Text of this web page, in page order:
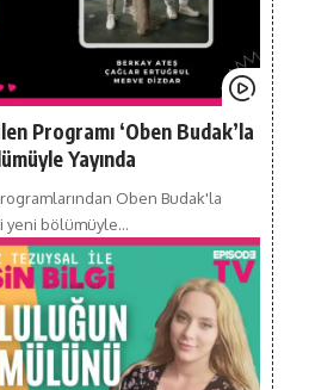
Programı ‘Oben Budak’la
Yayında
Oben Budak'la
yeni bölümüyle…